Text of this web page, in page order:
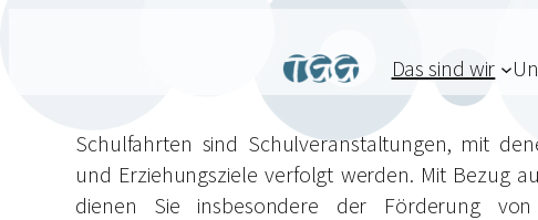
Das sind wir
Schulfahrten sind Schulveranstaltungen, mit
und Erziehungsziele verfolgt werden. Mit Bezug
dienen Sie insbesondere der Förderung von